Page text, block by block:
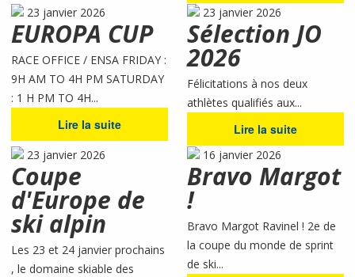
23 janvier 2026
EUROPA CUP
RACE OFFICE / ENSA FRIDAY :
9H AM TO 4H PM SATURDAY
: 1 H PM TO 4H...
Lire la suite
23 janvier 2026
Sélection JO
2026
Félicitations à nos deux
athlètes qualifiés aux...
Lire la suite
23 janvier 2026
Coupe
d'Europe de
ski alpin
Les 23 et 24 janvier prochains
, le domaine skiable des
16 janvier 2026
Bravo Margot
!
Bravo Margot Ravinel ! 2e de
la coupe du monde de sprint
de ski...